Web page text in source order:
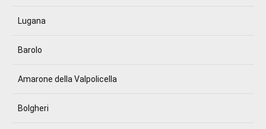
Lugana
Barolo
Amarone della Valpolicella
Bolgheri